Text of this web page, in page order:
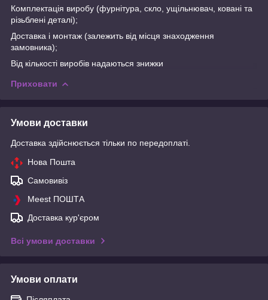
Комплектація виробу (фурнітура, скло, ущільнювач, ковані та
різьблені деталі);
Доставка і монтаж (залежить від місця знаходження
замовника);
Від кількості виробів надаються знижки
Приховати
Умови доставки
Доставка здійснюється тільки по передоплаті.
Нова Пошта
Самовивіз
Meest ПОШТА
Доставка кур'єром
Всі умови доставки
Умови оплати